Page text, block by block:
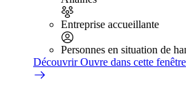
Entreprise accueillante
Personnes en situation de
DécouvrirOuvre dans cette fenêtre